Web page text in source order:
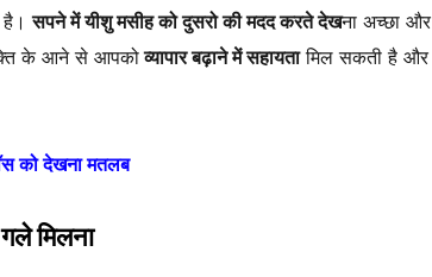
है।सपने में यीशु मसीह को दुसरो की मदद करते देखना अच्छा और
के आने से आपकोव्यापार बढ़ाने में सहायतामिल सकती है और
को देखना मतलब
मिलना